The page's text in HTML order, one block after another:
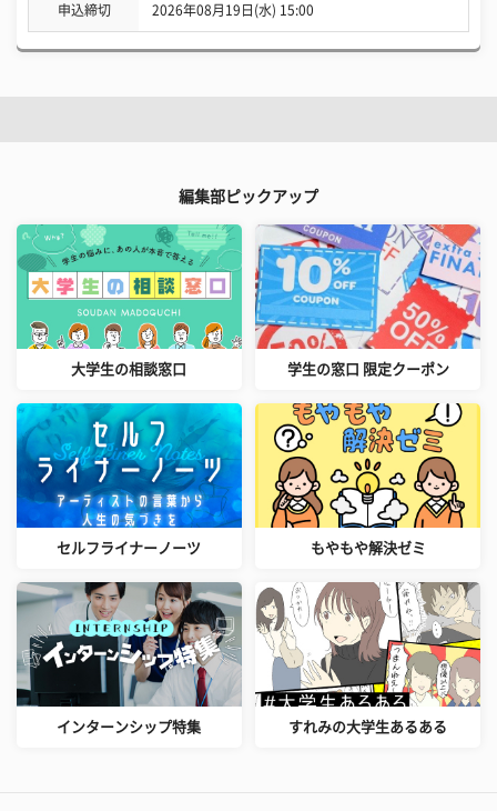
申込締切 2026年08月19日(水) 15:00
編集部ピックアップ
大学生の相談窓口 学生の窓口 限定クーポン
セルフライナーノーツ もやもや解決ゼミ
インターンシップ特集 すれみの大学生あるある